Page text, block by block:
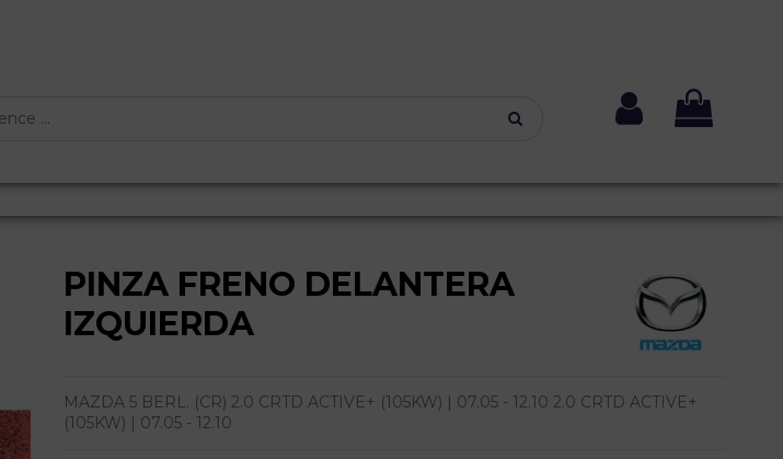
PINZA FRENO DELANTERA
IZQUIERDA
MAZDA 5 BERL. (CR) 2.0 CRTD ACTIVE+ (105KW) | 07.05 - 12.10 2.0 CRTD ACTIVE+
(105KW) | 07.05 - 12.10